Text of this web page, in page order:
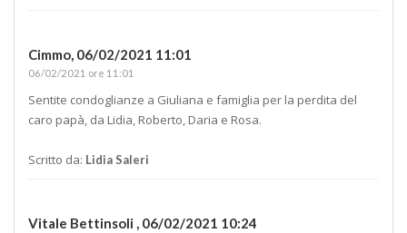
Cimmo, 06/02/2021 11:01
06/02/2021 ore 11:01
Sentite condoglianze a Giuliana e famiglia per la perdita del
caro papà, da Lidia, Roberto, Daria e Rosa.
Scritto da: Lidia Saleri
Vitale Bettinsoli , 06/02/2021 10:24